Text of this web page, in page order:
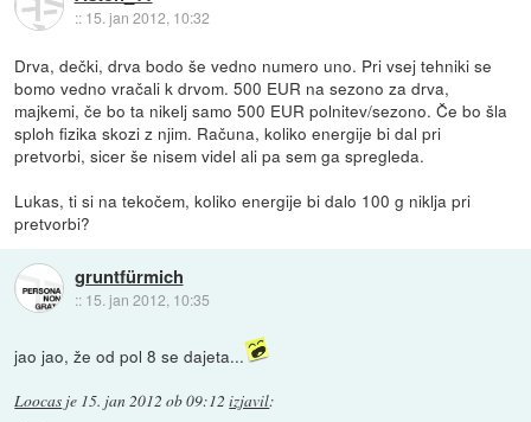
:: 15. jan 2012, 10:32
Drva, dečki, drva bodo še vedno numero uno. Pri vsej tehniki se
bomo vedno vračali k drvom. 500 EUR na sezono za drva,
majkemi, če bo ta nikelj samo 500 EUR polnitev/sezono. Če bo šla
sploh fizika skozi z njim. Računa, koliko energije bi dal pri
pretvorbi, sicer še nisem videl ali pa sem ga spregleda.
Lukas, ti si na tekočem, koliko energije bi dalo 100 g niklja pri
pretvorbi?
gruntfürmich
:: 15. jan 2012, 10:35
jao jao, že od pol 8 se dajeta...
Loocas je 15. jan 2012 ob 09:12 izjavil: